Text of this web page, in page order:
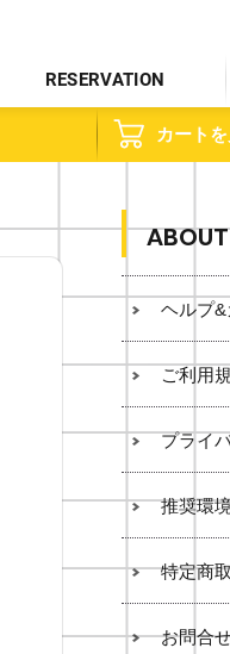
RESERVATION
カート
ABOUT
ヘルプ&
ご利用
プライ
推奨環
特定商
お問合